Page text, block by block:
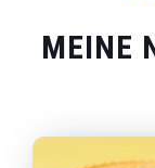
MEINE